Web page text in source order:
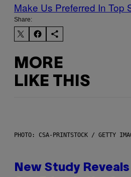
Make Us Preferred In Top
Share:
MORE
LIKE THIS
PHOTO: CSA-PRINTSTOCK / GETTY
New Study